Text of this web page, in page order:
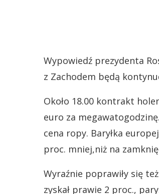
Wypowiedź prezydenta
z Zachodem będą
Około 18.00 kontrakt
euro za
cena ropy. Baryłka
proc. mniej,niż na
Wyraźnie poprawiły się
zyskał prawie 2 proc.,